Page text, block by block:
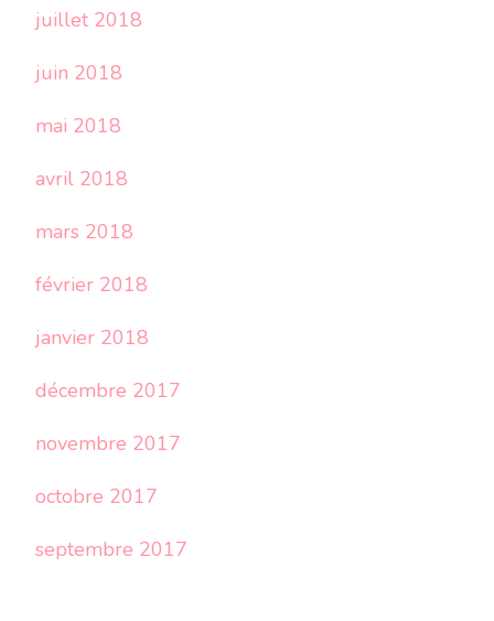
juillet 2018
juin 2018
mai 2018
avril 2018
mars 2018
février 2018
janvier 2018
décembre 2017
novembre 2017
octobre 2017
septembre 2017